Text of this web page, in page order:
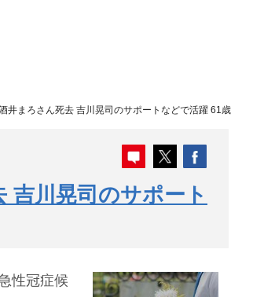
井まろさん死去 吉川晃司のサポートなどで活躍 61歳
吉川晃司のサポート
性冠症候